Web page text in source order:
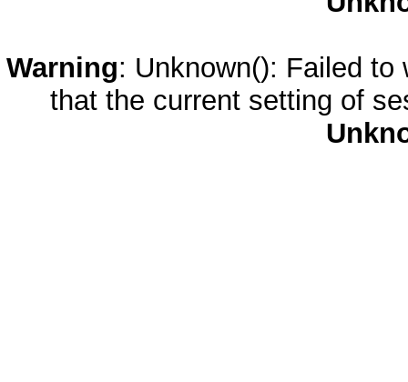
Warning: Unknown(): Failed
that the current setting of